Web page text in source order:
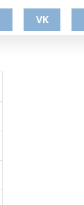
VK